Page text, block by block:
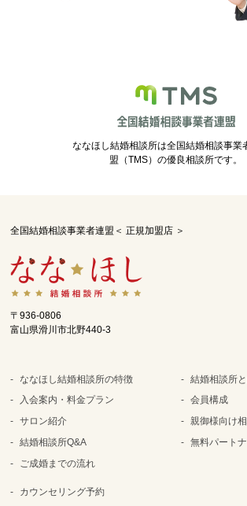
ななほし結婚相談所は全国結婚相談事業
盟（TMS）の優良相談所です。
全国結婚相談事業者連盟＜ 正規加盟店 ＞
〒936-0806
富山県滑川市北野440-3
ななほし結婚相談所の特徴
入会案内・料金プラン
サロン紹介
結婚相談所Q&A
ご成婚までの流れ
結婚相談所
会員構成
親御様向け
無料パート
カウンセリング予約